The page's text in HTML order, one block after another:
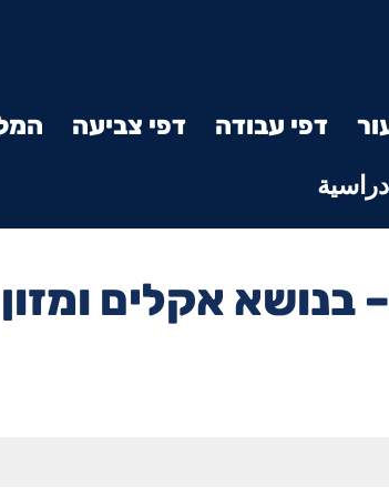
דפי עבודה דפי צביעה
בנושא אקלים ומזון